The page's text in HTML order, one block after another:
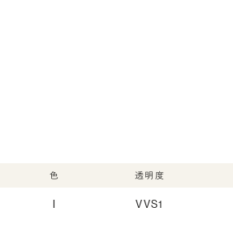
色
I
透明度
VVS1